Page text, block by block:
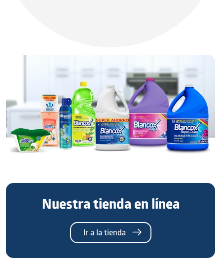
Nuestra tienda en línea
Ir a la tienda